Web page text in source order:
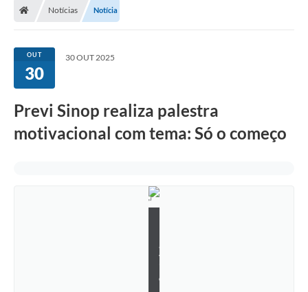
Notícias Notícia
OUT
30
30 OUT 2025
Previ Sinop realiza palestra
motivacional com tema: Só o começo
á
v
o